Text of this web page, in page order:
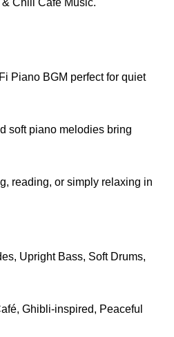
Chill Café Music.
Piano BGM perfect for quiet
soft piano melodies bring
reading, or simply relaxing in
Upright Bass, Soft Drums,
Ghibli-inspired, Peaceful